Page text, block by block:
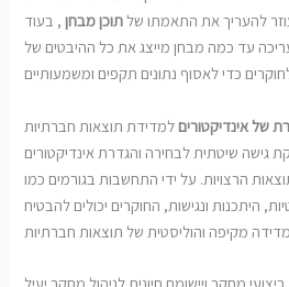
להעריך את התאמתו של תוכן מבחן, בעוד
עד כמה מבחן מייצג את כל ההיבטים של
של אינדיקטורים למדידת תוצאות חברתיות
שיטתית לבחירה והגדרת אינדיקטורים
הרצויות. על ידי התחשבות בגורמים כמו
היתכנות ונגישות, החוקרים יכולים להבטיח